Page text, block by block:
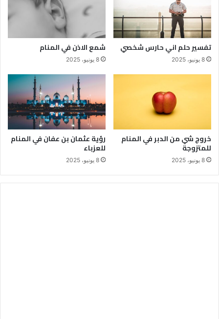
تفسير حلم اني حارس شخصي
8 يونيو، 2025
شمع الاذن في المنام
8 يونيو، 2025
خروج شي من الدبر في المنام
للمتزوجة
8 يونيو، 2025
رؤية عثمان بن عفان في المنام
للعزباء
8 يونيو، 2025